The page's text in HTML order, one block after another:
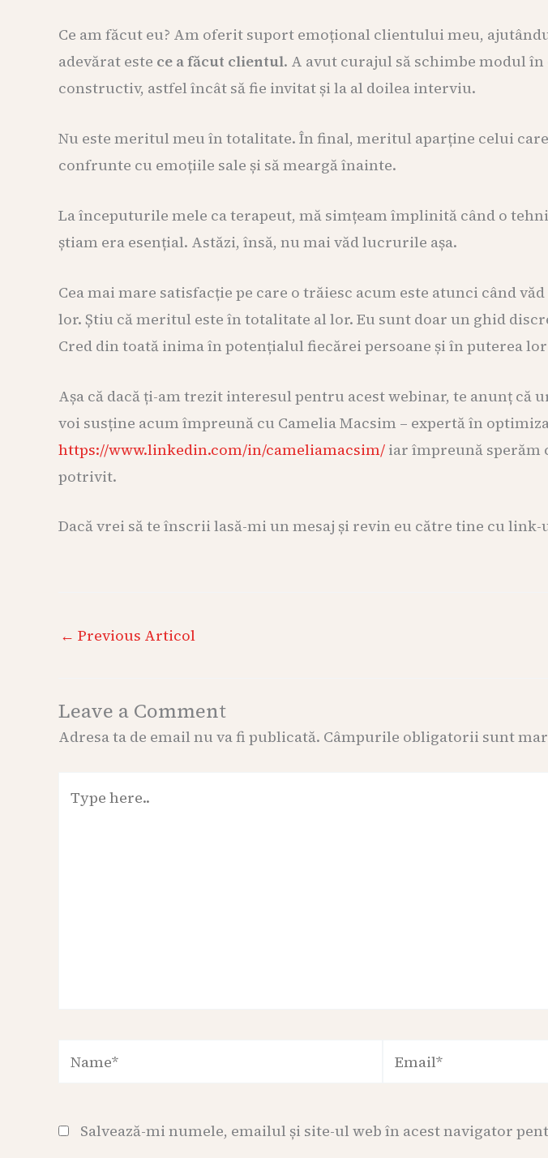
Ce am făcut eu? Am oferit suport emoțional clientului meu,
adevărat este ce a făcut clientul. A avut curajul să schimbe modul
constructiv, astfel încât să fie invitat și la al doilea interviu.
Nu este meritul meu în totalitate. În final, meritul aparține celui care
confrunte cu emoțiile sale și să meargă înainte.
La începuturile mele ca terapeut, mă simțeam împlinită când o
știam era esențial. Astăzi, însă, nu mai văd lucrurile așa.
Cea mai mare satisfacție pe care o trăiesc acum este atunci când văd
lor. Știu că meritul este în totalitate al lor. Eu sunt doar un ghid
Cred din toată inima în potențialul fiecărei persoane și în puterea
Așa că dacă ți-am trezit interesul pentru acest webinar, te anunț că
voi susține acum împreună cu Camelia Macsim – expertă în
https://www.linkedin.com/in/cameliamacsim/ iar împreună sperăm
potrivit.
Dacă vrei să te înscrii lasă-mi un mesaj și revin eu către tine cu
← Previous Articol
Leave a Comment
Adresa ta de email nu va fi publicată. Câmpurile obligatorii sunt
here..
Name* Email*
Salvează-mi numele, emailul și site-ul web în acest navigator